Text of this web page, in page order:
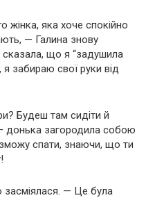
яка хоче спокійно
— Галина знову
що я “задушила
забираю свої руки від
Будеш там сидіти й
донька загородила собою
спати, знаючи, що ти
засміялася. — Це була